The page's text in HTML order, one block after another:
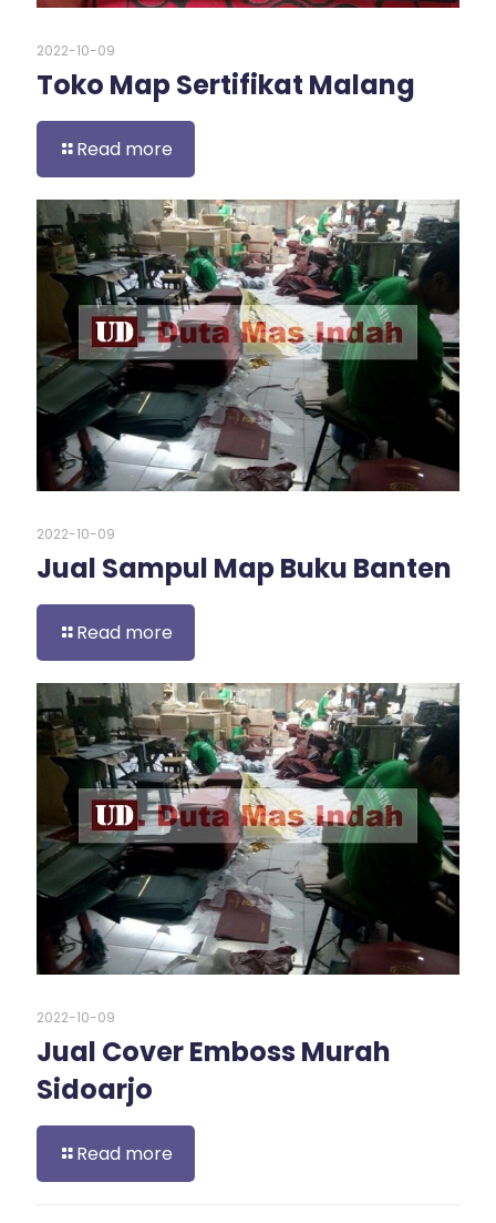
2022-10-09
Toko Map Sertifikat Malang
Read more
2022-10-09
Jual Sampul Map Buku Banten
Read more
2022-10-09
Jual Cover Emboss Murah
Sidoarjo
Read more